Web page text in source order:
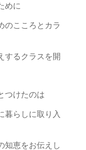
めに
のこころとカラ
するクラスを開
つけたのは
暮らしに取り入
知恵をお伝えし